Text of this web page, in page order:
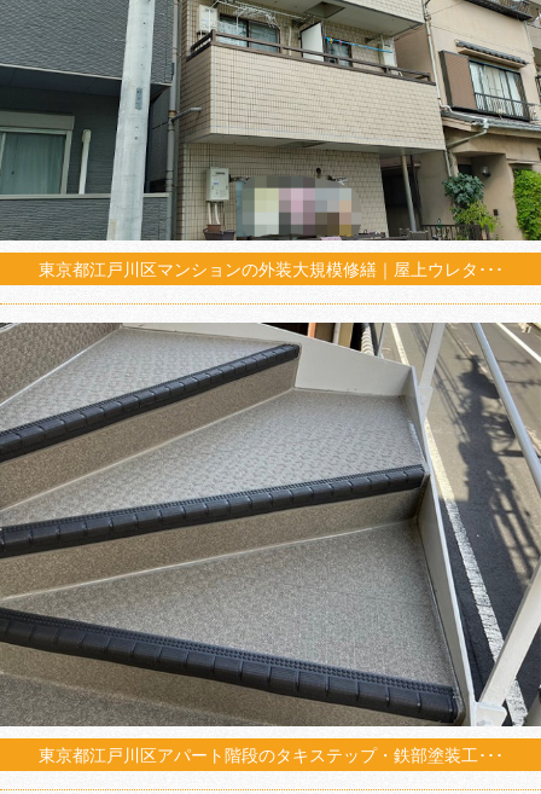
東京都江戸川区マンションの外装大規模修繕｜屋上ウレタ･･･
東京都江戸川区アパート階段のタキステップ・鉄部塗装工･･･